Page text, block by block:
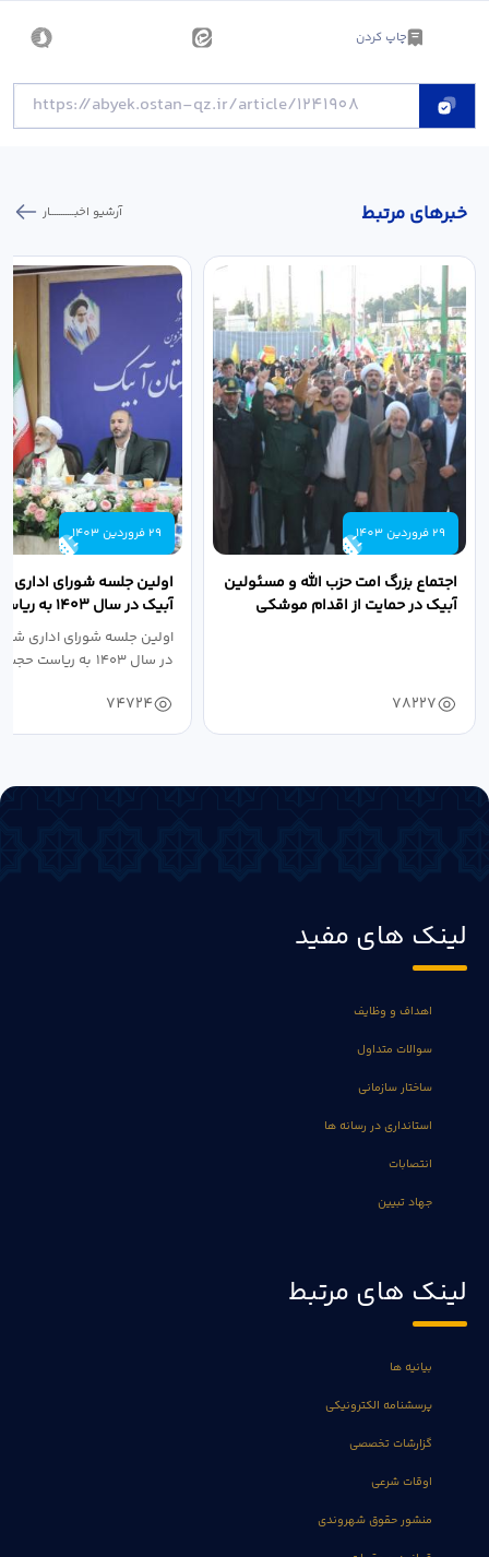
چاپ کردن
خبر‌های مرتبط آرشیو اخبـــــــــــار
29 فروردین 1403
اجتماع بزرگ امت حزب الله و مسئولین
آبیک در حمایت از اقدام موشکی
78227
29 فروردین 1403
اولین جلسه شورای اداری
آبیک در سال
اله مددخانی...
اولین جلسه شورای اداری
در سال ۱۴۰۳ به ریاست حجت اله...
74724
لینک های مفید
اهداف و وظایف
سوالات متداول
ساختار سازمانی
استانداری در رسانه ها
انتصابات
جهاد تبیین
لینک های مرتبط
بیانیه ها
پرسشنامه الکترونیکی
گزارشات تخصصی
اوقات شرعی
منشور حقوق شهروندی